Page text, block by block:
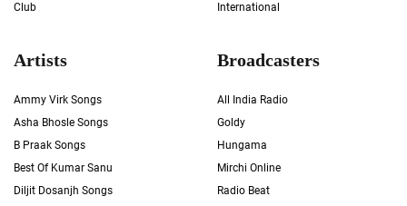
Club
International
Artists
Ammy Virk Songs
Asha Bhosle Songs
B Praak Songs
Best Of Kumar Sanu
Diljit Dosanjh Songs
Broadcasters
All India Radio
Goldy
Hungama
Mirchi Online
Radio Beat